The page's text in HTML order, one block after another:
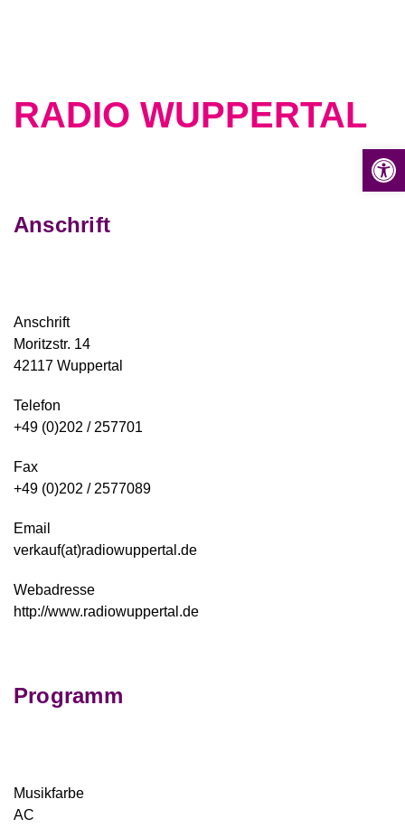
RADIO WUPPERTAL
Anschrift
Anschrift
Moritzstr. 14
42117 Wuppertal
Telefon
+49 (0)202 / 257701
Fax
+49 (0)202 / 2577089
Email
verkauf(at)radiowuppertal.de
Webadresse
http://www.radiowuppertal.de
Programm
Musikfarbe
AC